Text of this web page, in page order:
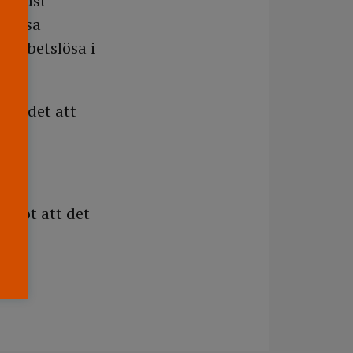
arbetslösa i
det att
att det